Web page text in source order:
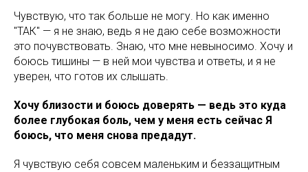
Чувствую, что так больше не могу. Но как именно
"ТАК" — я не знаю, ведь я не даю себе возможности
это почувствовать. Знаю, что мне невыносимо. Хочу и
боюсь тишины — в ней мои чувства и ответы, и я не
уверен, что готов их слышать.
Хочу близости и боюсь доверять — ведь это куда
более глубокая боль, чем у меня есть сейчас Я
боюсь, что меня снова предадут.
Я чувствую себя совсем маленьким и беззащитным